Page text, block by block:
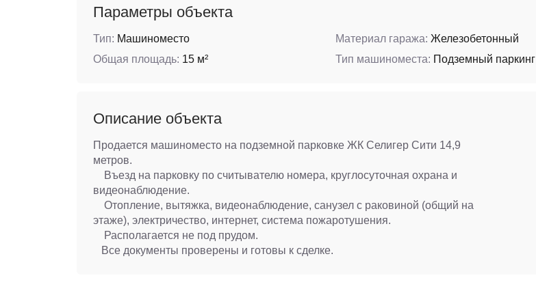
Параметры объекта
Тип: Машиноместо
Общая площадь: 15 м²
Материал гаража: Железобетонный
Тип машиноместа: Подземный паркинг
Описание объекта
Продается машиноместо на подземной парковке ЖК Селигер Сити 14,9
метров.
Въезд на парковку по считывателю номера, круглосуточная охрана и
видеонаблюдение.
Отопление, вытяжка, видеонаблюдение, санузел с раковиной (общий на
этаже), электричество, интернет, система пожаротушения.
Располагается не под прудом.
Все документы проверены и готовы к сделке.